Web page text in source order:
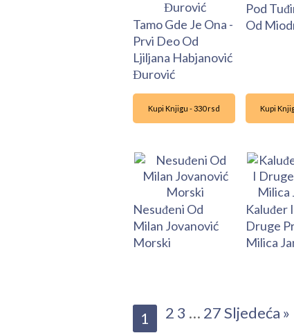
Tamo Gde Je Ona -
Prvi Deo Od
Ljiljana Habjanović
Đurović
Pod
Od
Kupi Knjigu - 330 rsd
Nesuđeni Od
Milan Jovanović
Morski
Kupi
Kaluđer
Druge
Milica
1 2 3 … 27Sljedeća »